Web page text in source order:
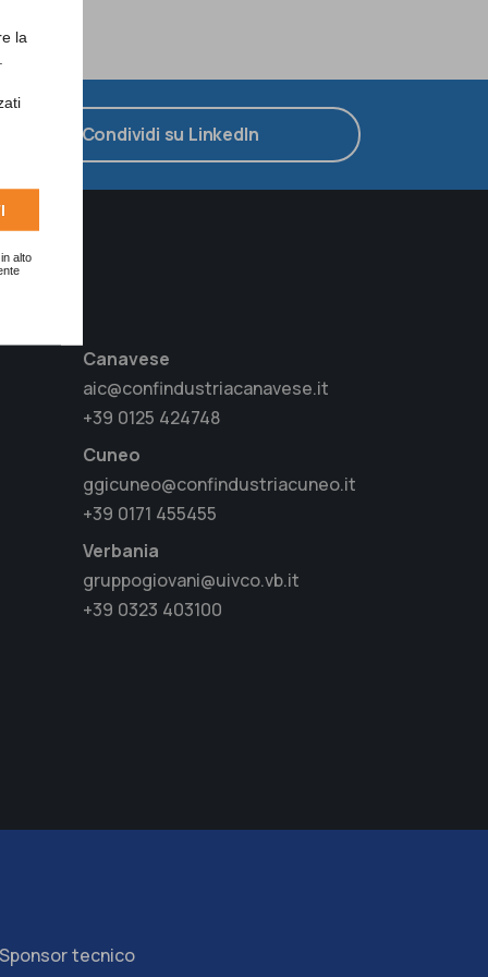
la
alto
Condividi su LinkedIn
Canavese
aic@confindustriacanavese.it
+39 0125 424748
Cuneo
ggicuneo@confindustriacuneo.it
+39 0171 455455
Verbania
gruppogiovani@uivco.vb.it
+39 0323 403100
tecnico